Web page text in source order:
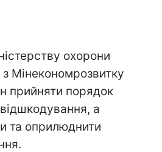
охорони
Мінекономрозвитку
прийняти порядок
а
та оприлюднити